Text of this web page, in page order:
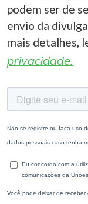
podem ser de
envio da
mais detalhes,
privacidade.